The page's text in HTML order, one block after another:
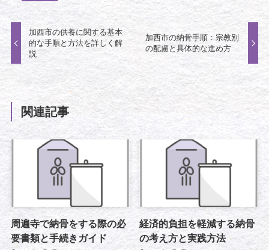
加西市の供養に関する基本
的な手順と方法を詳しく解
説
加西市の納骨手順：宗教別
の配慮と具体的な進め方
関連記事
周遍寺で納骨をする際の必
要書類と手続きガイド
経済的負担を軽減する納骨
の考え方と実践方法